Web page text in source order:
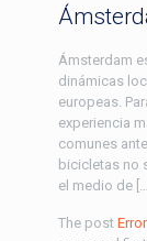
Ámsterdam
dinámicas
europeas.
experiencia
comunes
bicicletas no
el medio de […]
The post